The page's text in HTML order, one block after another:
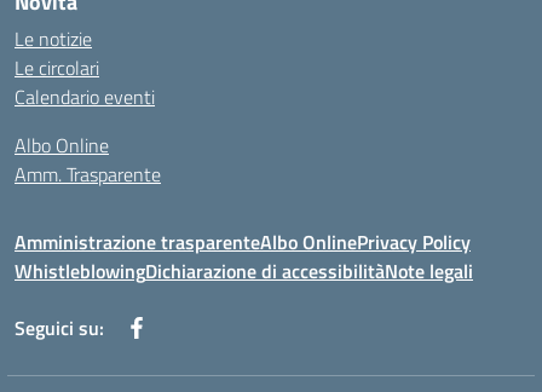
Le notizie
Le circolari
Calendario eventi
Albo Online
Amm. Trasparente
Amministrazione trasparenteAlbo OnlinePrivacy Policy
WhistleblowingDichiarazione di accessibilitàNote legali
Seguici su: